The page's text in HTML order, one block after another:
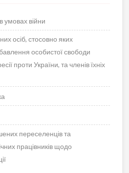
умовах війни
осіб, стосовно яких
особистої свободи
проти України, та членів їхніх
переселенців та
працівників щодо